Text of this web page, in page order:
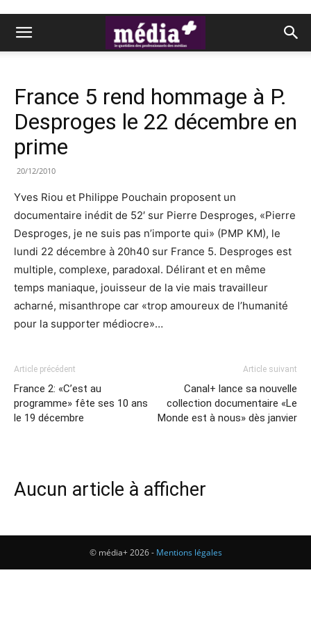
France 5 rend hommage à P.
Desproges le 22 décembre en
prime
20/12/2010
Yves Riou et Philippe Pouchain proposent un
documentaire inédit de 52′ sur Pierre Desproges, «Pierre
Desproges, je ne suis pas n’importe qui» (PMP KM), le
lundi 22 décembre à 20h40 sur France 5. Desproges est
multiple, complexe, paradoxal. Délirant et en même
temps maniaque, jouisseur de la vie mais travailleur
acharné, misanthrope car «trop amoureux de l’humanité
pour la supporter médiocre»…
Article précédent
France 2: «C’est au
programme» fête ses 10 ans
le 19 décembre
Article suivant
Canal+ lance sa nouvelle
collection documentaire «Le
Monde est à nous» dès janvier
Aucun article à afficher
© média+ 2026 - Mentions légales